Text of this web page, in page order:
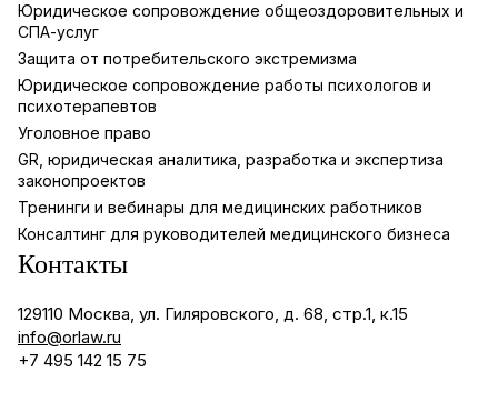
Юридическое сопровождение общеоздоровительных и
СПА-услуг
Защита от потребительского экстремизма
Юридическое сопровождение работы психологов и
психотерапевтов
Уголовное право
GR, юридическая аналитика, разработка и экспертиза
законопроектов
Тренинги и вебинары для медицинских работников
Консалтинг для руководителей медицинского бизнеса
Контакты
129110 Москва, ул. Гиляровского, д. 68, стр.1, к.15
info@orlaw.ru
+7 495 142 15 75